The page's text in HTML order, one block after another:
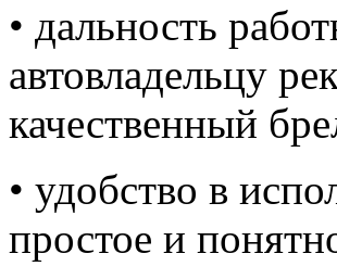
• дальность
автовладельцу
качественный
• удобство в
простое и